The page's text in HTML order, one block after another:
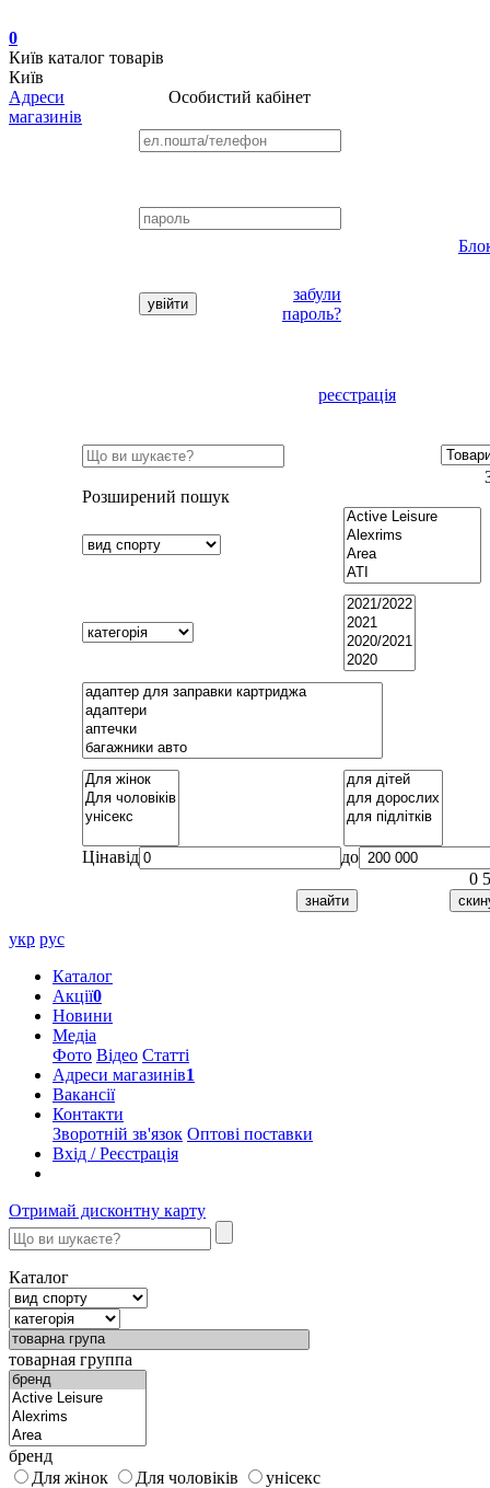
0
Київ каталог товарів
Київ
Адреси
магазинів
Особистий кабінет
забули
пароль?
реєстрація
Розширений пошук
Цінавід
до
0
укр рус
Каталог
Акції0
Новини
Медіа
Фото Відео Статті
Адреси магазинів1
Вакансії
Контакти
Зворотній зв'язок Оптові поставки
Вхід / Реєстрація
Отримай дисконтну карту
Каталог
товарная группа
бренд
Для жінок
Для чоловіків
унісекс